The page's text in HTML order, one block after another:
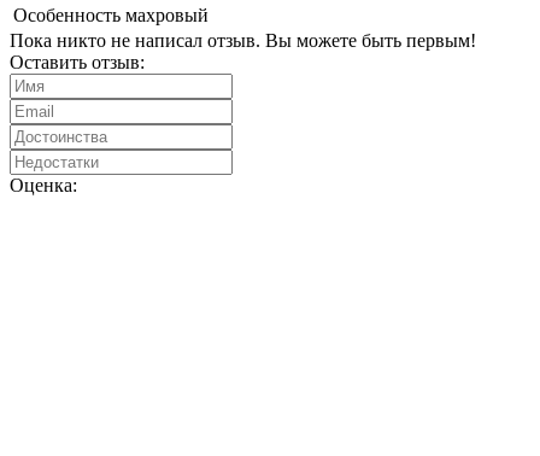
Особенность махровый
Пока никто не написал отзыв. Вы можете быть первым!
Оставить отзыв:
Оценка: